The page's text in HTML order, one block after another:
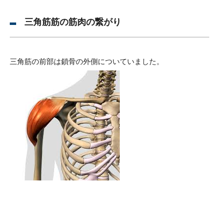
三角筋筋の筋肉の繋がり
三角筋の前部は鎖骨の外側についていました。